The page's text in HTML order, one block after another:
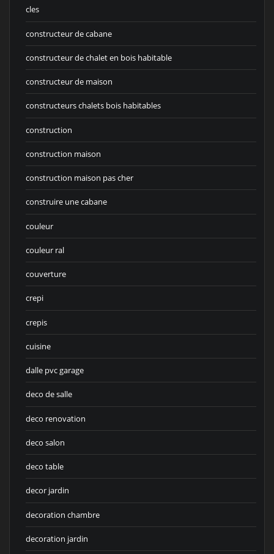
cles
constructeur de cabane
constructeur de chalet en bois habitable
constructeur de maison
constructeurs chalets bois habitables
construction
construction maison
construction maison pas cher
construire une cabane
couleur
couleur ral
couverture
crepi
crepis
cuisine
dalle pvc garage
deco de salle
deco renovation
deco salon
deco table
decor jardin
decoration chambre
decoration jardin